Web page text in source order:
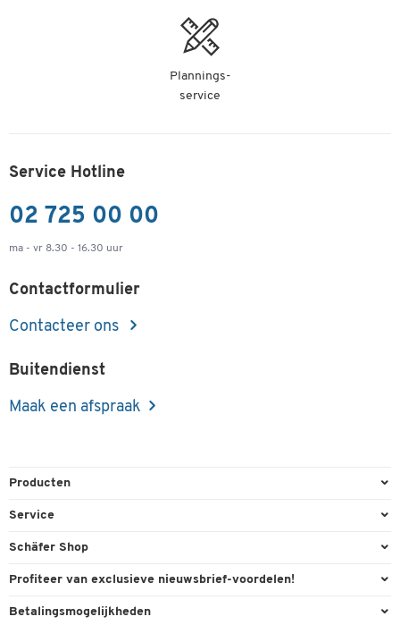
Plannings-
service
Service Hotline
02 725 00 00
ma - vr 8.30 - 16.30 uur
Contactformulier
Contacteer ons
Buitendienst
Maak een afspraak
Producten
Kantoorbenodigdheden
Milieutechniek
Service
Bestelling herroepen
Schäfer Shop
Algemene voorwaarden
Profiteer van exclusieve nieuwsbrief-voordelen!
Welkomstgeschenk
Betalingsmogelijkheden